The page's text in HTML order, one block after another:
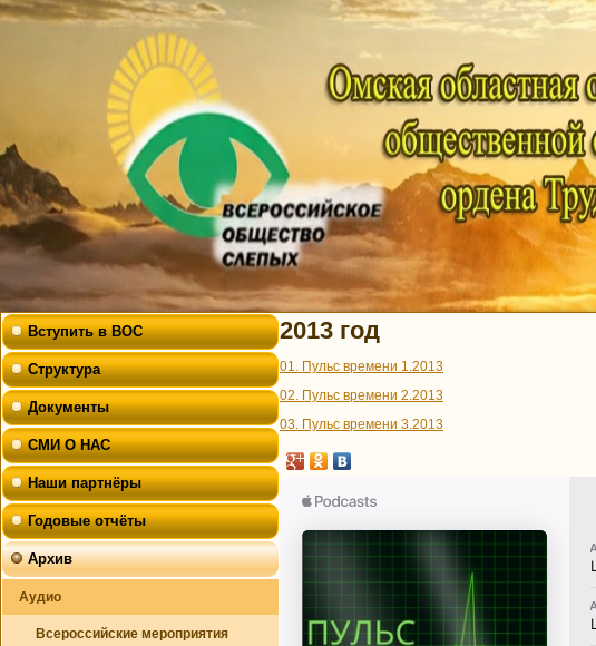
Вступить в ВОС
Структура
Документы
СМИ О НАС
Наши партнёры
Годовые отчёты
Архив
Аудио
Всероссийские мероприятия
2013 год
01. Пульс времени 1.2013
02. Пульс времени 2.2013
03. Пульс времени 3.2013